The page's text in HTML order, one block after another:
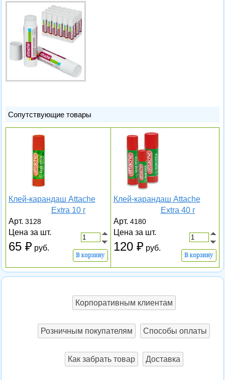
Сопутствующие товары
Клей-карандаш Attache
Extra 10 г
Арт. 3128
Цена за шт.
65 руб.
Клей-карандаш Attache
Extra 40 г
Арт. 4180
Цена за шт.
120 руб.
Корпоративным клиентам
Розничным покупателям Способы оплаты
Как забрать товар Доставка